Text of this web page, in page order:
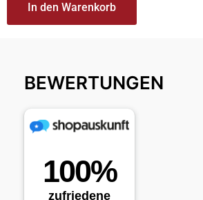
In den Warenkorb
BEWERTUNGEN